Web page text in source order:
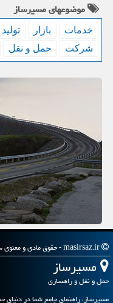
موضوعهای مسیرساز
خدمات بازار تولید
شركت
حمل و نقل
مسیرساز
حمل و نقل و راهسازی
مسیرساز، راهنمای جامع شما در دنیای